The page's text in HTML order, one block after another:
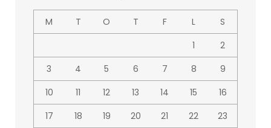
M T O T F L
S
1
2
3
4 5 6 7 8
9
10
11 12 13 14 15
16
17
18 19 20 21 22
23